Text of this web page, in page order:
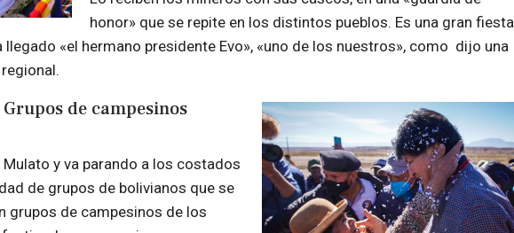
honor» que se repite en los distintos pueblos. Es una gran fiesta
llegado «el hermano presidente Evo», «uno de los nuestros», como dijo una
Grupos de campesinos
Mulato y va parando a los costados
de grupos de bolivianos que se
grupos de campesinos de los